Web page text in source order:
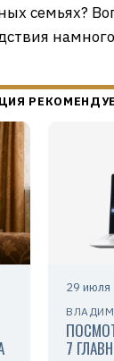
семьях?
29 июля
7